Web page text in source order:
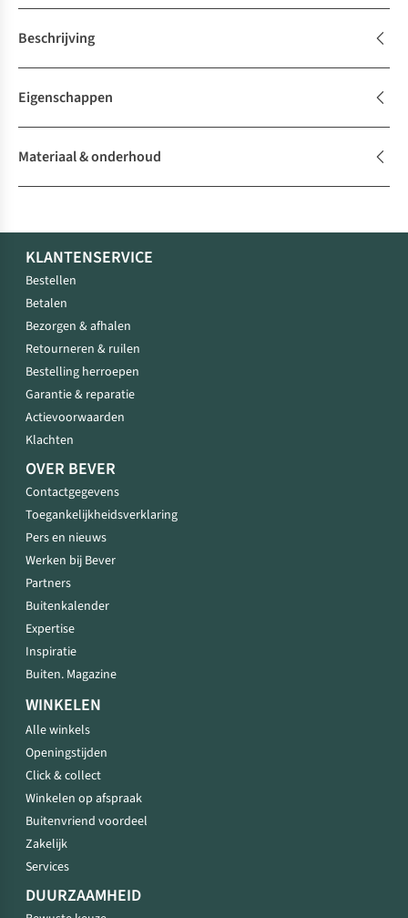
Beschrijving
Eigenschappen
Materiaal & onderhoud
KLANTENSERVICE
Bestellen
Betalen
Bezorgen & afhalen
Retourneren & ruilen
Bestelling herroepen
Garantie & reparatie
Actievoorwaarden
Klachten
OVER BEVER
Contactgegevens
Toegankelijkheidsverklaring
Pers en nieuws
Werken bij Bever
Partners
Buitenkalender
Expertise
Inspiratie
Buiten. Magazine
WINKELEN
Alle winkels
Openingstijden
Click & collect
Winkelen op afspraak
Buitenvriend voordeel
Zakelijk
Services
DUURZAAMHEID